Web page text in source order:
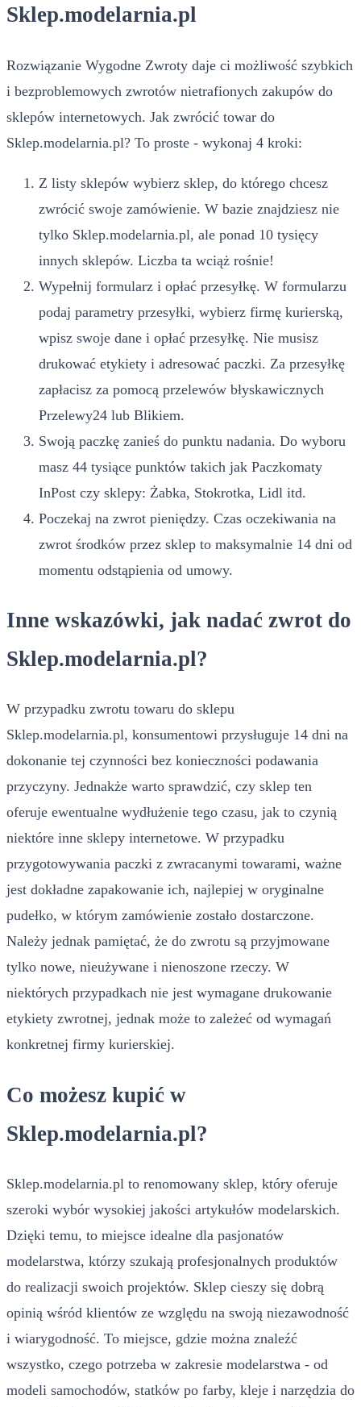
Sklep.modelarnia.pl
Rozwiązanie Wygodne Zwroty daje ci możliwość szybkich
i bezproblemowych zwrotów nietrafionych zakupów do
sklepów internetowych. Jak zwrócić towar do
Sklep.modelarnia.pl? To proste - wykonaj 4 kroki:
Z listy sklepów wybierz sklep, do którego chcesz
zwrócić swoje zamówienie. W bazie znajdziesz nie
tylko Sklep.modelarnia.pl, ale ponad 10 tysięcy
innych sklepów. Liczba ta wciąż rośnie!
Wypełnij formularz i opłać przesyłkę. W formularzu
podaj parametry przesyłki, wybierz firmę kurierską,
wpisz swoje dane i opłać przesyłkę. Nie musisz
drukować etykiety i adresować paczki. Za przesyłkę
zapłacisz za pomocą przelewów błyskawicznych
Przelewy24 lub Blikiem.
Swoją paczkę zanieś do punktu nadania. Do wyboru
masz 44 tysiące punktów takich jak Paczkomaty
InPost czy sklepy: Żabka, Stokrotka, Lidl itd.
Poczekaj na zwrot pieniędzy. Czas oczekiwania na
zwrot środków przez sklep to maksymalnie 14 dni od
momentu odstąpienia od umowy.
Inne wskazówki, jak nadać zwrot do
Sklep.modelarnia.pl?
W przypadku zwrotu towaru do sklepu
Sklep.modelarnia.pl, konsumentowi przysługuje 14 dni na
dokonanie tej czynności bez konieczności podawania
przyczyny. Jednakże warto sprawdzić, czy sklep ten
oferuje ewentualne wydłużenie tego czasu, jak to czynią
niektóre inne sklepy internetowe. W przypadku
przygotowywania paczki z zwracanymi towarami, ważne
jest dokładne zapakowanie ich, najlepiej w oryginalne
pudełko, w którym zamówienie zostało dostarczone.
Należy jednak pamiętać, że do zwrotu są przyjmowane
tylko nowe, nieużywane i nienoszone rzeczy. W
niektórych przypadkach nie jest wymagane drukowanie
etykiety zwrotnej, jednak może to zależeć od wymagań
konkretnej firmy kurierskiej.
Co możesz kupić w
Sklep.modelarnia.pl?
Sklep.modelarnia.pl to renomowany sklep, który oferuje
szeroki wybór wysokiej jakości artykułów modelarskich.
Dzięki temu, to miejsce idealne dla pasjonatów
modelarstwa, którzy szukają profesjonalnych produktów
do realizacji swoich projektów. Sklep cieszy się dobrą
opinią wśród klientów ze względu na swoją niezawodność
i wiarygodność. To miejsce, gdzie można znaleźć
wszystko, czego potrzeba w zakresie modelarstwa - od
modeli samochodów, statków po farby, kleje i narzędzia do